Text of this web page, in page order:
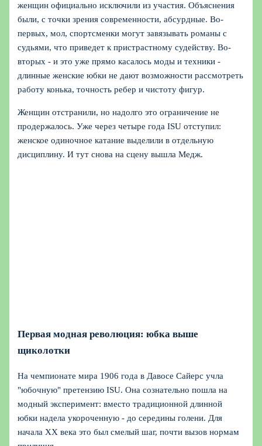
женщин официально исключили из участия. Объяснения
были, с точки зрения современности, абсурдные. Во-
первых, мол, спортсменки могут завязывать романы с
судьями, что приведет к пристрастному судейству. Во-
вторых - и это уже прямо касалось моды и техники -
длинные женские юбки не дают возможности рассмотреть
работу конька, точность ребер и чистоту фигур.
Женщин отстранили, но надолго это ограничение не
продержалось. Уже через четыре года ISU отступил:
женское одиночное катание выделили в отдельную
дисциплину. И тут снова на сцену вышла Медж.
Первая модная революция: юбка выше
щиколотки
На чемпионате мира 1906 года в Давосе Сайерс учла
"юбочную" претензию ISU. Она сознательно пошла на
модный эксперимент: вместо традиционной длинной
юбки надела укороченную - до середины голени. Для
начала ХХ века это был смелый шаг, почти вызов нормам